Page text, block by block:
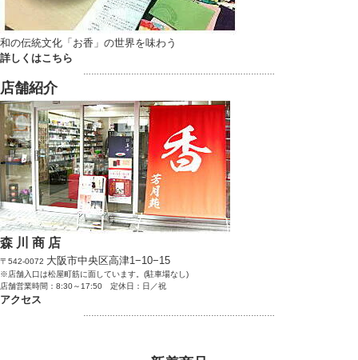
和の伝統文化「お香」の世界を味わう
詳しくはこちら
店舗紹介
森 川 商 店
〒542-0072 大阪市中央区高津1−10−15
※店舗入口は松屋町筋に面しています。(駐車場なし)
店舗営業時間：8:30～17:50 定休日：日／祝
アクセス